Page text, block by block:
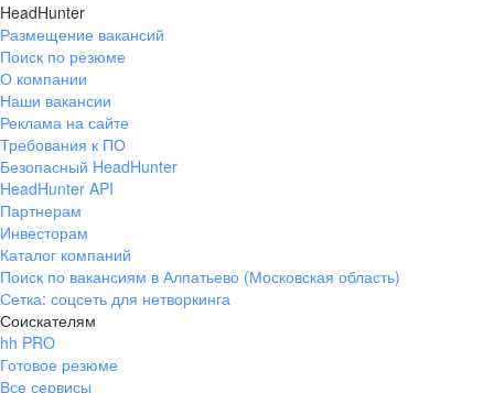
HeadHunter
Размещение вакансий
Поиск по резюме
О компании
Наши вакансии
Реклама на сайте
Требования к ПО
Безопасный HeadHunter
HeadHunter API
Партнерам
Инвесторам
Каталог компаний
Поиск по вакансиям в Алпатьево (Московская область)
Сетка: соцсеть для нетворкинга
Соискателям
hh PRO
Готовое резюме
Все сервисы